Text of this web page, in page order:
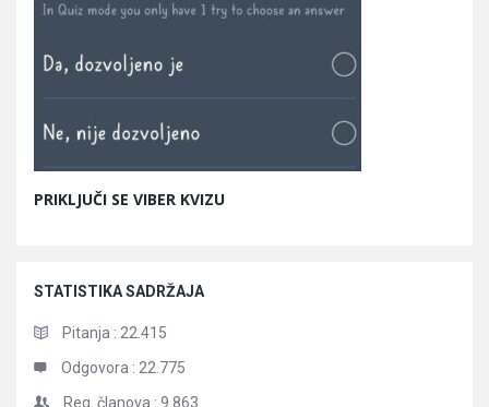
PRIKLJUČI SE VIBER KVIZU
STATISTIKA SADRŽAJA
Pitanja : 22.415
Odgovora : 22.775
Reg. članova : 9.863